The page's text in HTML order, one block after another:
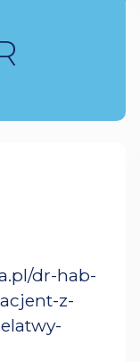
dr-hab-
z-